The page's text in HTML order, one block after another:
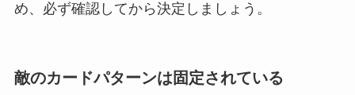
め、必ず確認してから決定しましょう。
敵のカードパターンは固定されている